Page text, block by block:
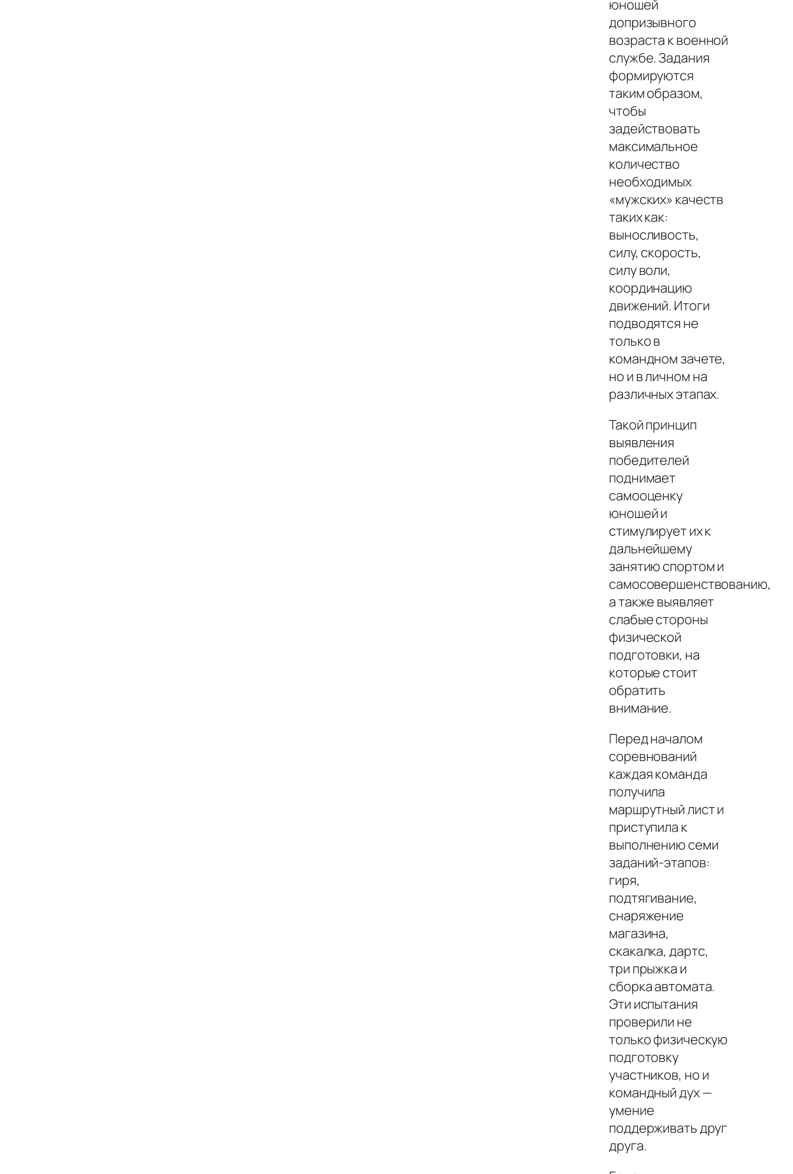
юношей
допризывного
возраста к военной
службе. Задания
формируются
таким образом,
чтобы
задействовать
максимальное
количество
необходимых
«мужских» качеств
таких как:
выносливость,
силу, скорость,
силу воли,
координацию
движений. Итоги
подводятся не
только в
командном зачете,
но и в личном на
различных этапах.
Такой принцип
выявления
победителей
поднимает
самооценку
юношей и
стимулирует их к
дальнейшему
занятию спортом и
самосовершенствованию,
а также выявляет
слабые стороны
физической
подготовки, на
которые стоит
обратить
внимание.
Перед началом
соревнований
каждая команда
получила
маршрутный лист и
приступила к
выполнению семи
заданий-этапов:
гиря,
подтягивание,
снаряжение
магазина,
скакалка, дартс,
три прыжка и
сборка автомата.
Эти испытания
проверили не
только физическую
подготовку
участников, но и
командный дух —
умение
поддерживать друг
друга.